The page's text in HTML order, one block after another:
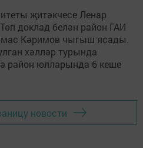
җитәкчесе Ленар
доклад белән район ГАИ
Кәримов чыгыш ясады.
хәлләр турында
район юлларында 6 кеше
новости